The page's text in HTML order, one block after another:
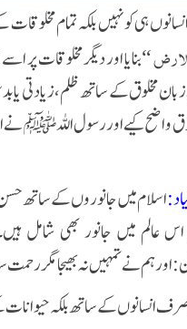
ہی کو نہیں بلکہ تمام
“بنایا اور دیگر مخلوقات
زبان مخلوق کے ساتھ ظلم،
واضح کیے اور رسول اللہ ﷺ نے
اسلام میں جانوروں کے ساتھ
اس عالم میں جانور بھی شامل
اور ہم نے تمہیں نہ بھیجا مگر رحمت سارے
انسانوں کے ساتھ بلکہ